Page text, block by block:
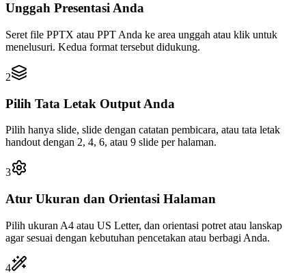
Unggah Presentasi Anda
Seret file PPTX atau PPT Anda ke area unggah atau klik untuk
menelusuri. Kedua format tersebut didukung.
2
Pilih Tata Letak Output Anda
Pilih hanya slide, slide dengan catatan pembicara, atau tata letak
handout dengan 2, 4, 6, atau 9 slide per halaman.
3
Atur Ukuran dan Orientasi Halaman
Pilih ukuran A4 atau US Letter, dan orientasi potret atau lanskap
agar sesuai dengan kebutuhan pencetakan atau berbagi Anda.
4